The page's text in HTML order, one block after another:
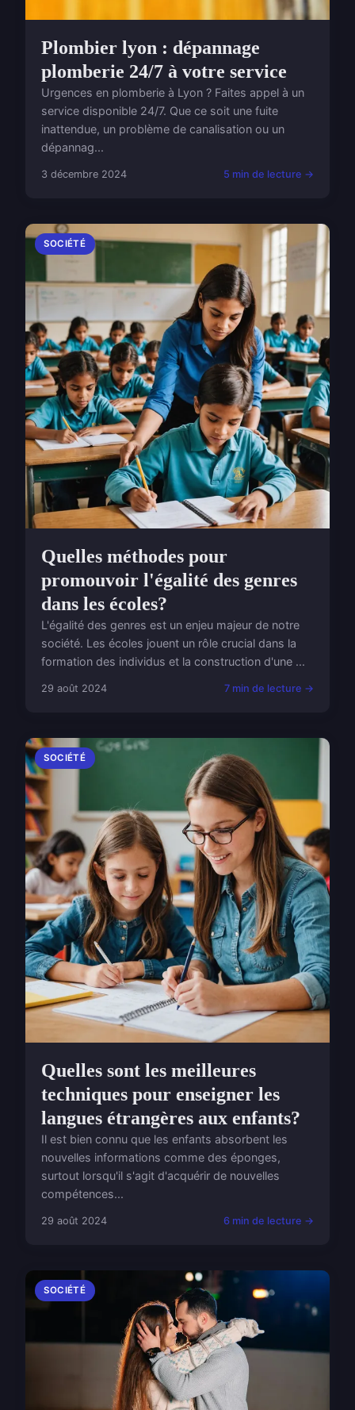
Plombier lyon : dépannage
plomberie 24/7 à votre service
Urgences en plomberie à Lyon ? Faites appel à un
service disponible 24/7. Que ce soit une fuite
inattendue, un problème de canalisation ou un
dépannag...
3 décembre 2024 5 min de lecture →
SOCIÉTÉ
Quelles méthodes pour
promouvoir l'égalité des genres
dans les écoles?
L'égalité des genres est un enjeu majeur de notre
société. Les écoles jouent un rôle crucial dans la
formation des individus et la construction d'une ...
29 août 2024 7 min de lecture →
SOCIÉTÉ
Quelles sont les meilleures
techniques pour enseigner les
langues étrangères aux enfants?
Il est bien connu que les enfants absorbent les
nouvelles informations comme des éponges,
surtout lorsqu'il s'agit d'acquérir de nouvelles
compétences...
29 août 2024 6 min de lecture →
SOCIÉTÉ